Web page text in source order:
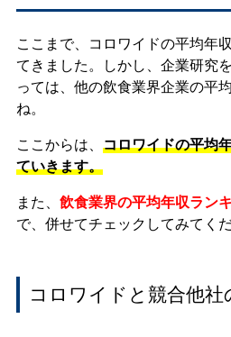
ここまで、コロワイドの平均年
てきました。しかし、企業研究
っては、他の飲食業界企業の平
ね。
ここからは、 コロワイドの平均
ていきます。
また、 飲食業界の平均年収ラン
で、併せてチェックしてみてく
コロワイドと競合他社